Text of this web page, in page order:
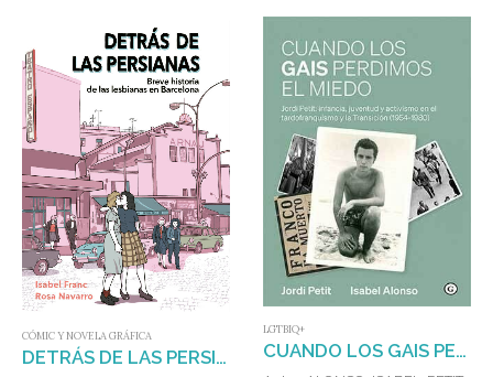
CÓMIC Y NOVELA GRÁFICA
DETRÁS DE LAS PERSIANAS
LGTBIQ+
CUANDO LOS GAIS PERDIMOS EL MIEDO : JORDI PETIT: INFANCIA, JUVENTUD Y ACTIVISMO EN EL TARDOFRANQ